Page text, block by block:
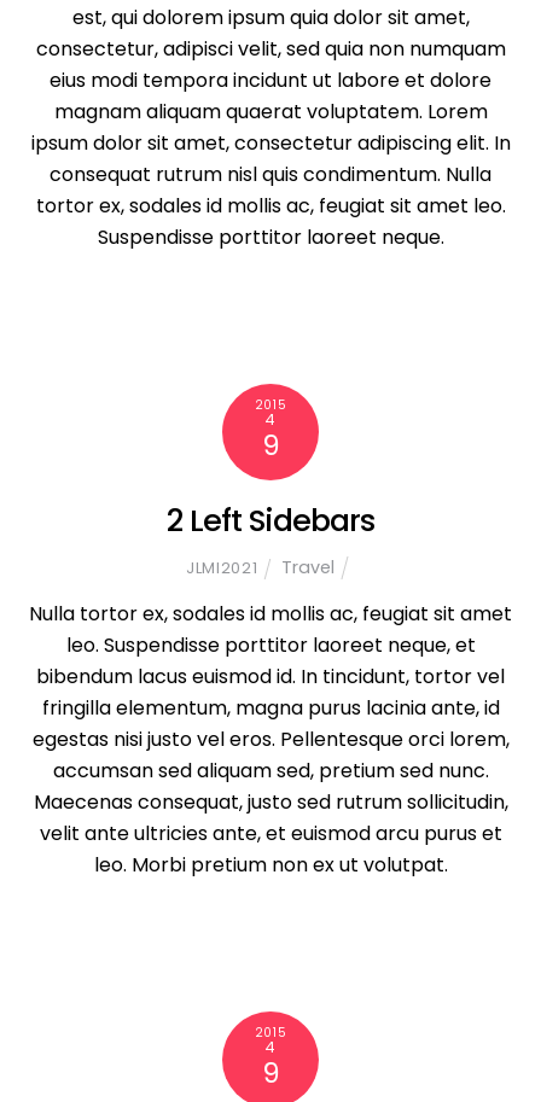
est, qui dolorem ipsum quia dolor sit amet,
consectetur, adipisci velit, sed quia non numquam
eius modi tempora incidunt ut labore et dolore
magnam aliquam quaerat voluptatem. Lorem
ipsum dolor sit amet, consectetur adipiscing elit. In
consequat rutrum nisl quis condimentum. Nulla
tortor ex, sodales id mollis ac, feugiat sit amet leo.
Suspendisse porttitor laoreet neque.
2015
4
9
2 Left Sidebars
JLMI2021 Travel
Nulla tortor ex, sodales id mollis ac, feugiat sit amet
leo. Suspendisse porttitor laoreet neque, et
bibendum lacus euismod id. In tincidunt, tortor vel
fringilla elementum, magna purus lacinia ante, id
egestas nisi justo vel eros. Pellentesque orci lorem,
accumsan sed aliquam sed, pretium sed nunc.
Maecenas consequat, justo sed rutrum sollicitudin,
velit ante ultricies ante, et euismod arcu purus et
leo. Morbi pretium non ex ut volutpat.
2015
4
9